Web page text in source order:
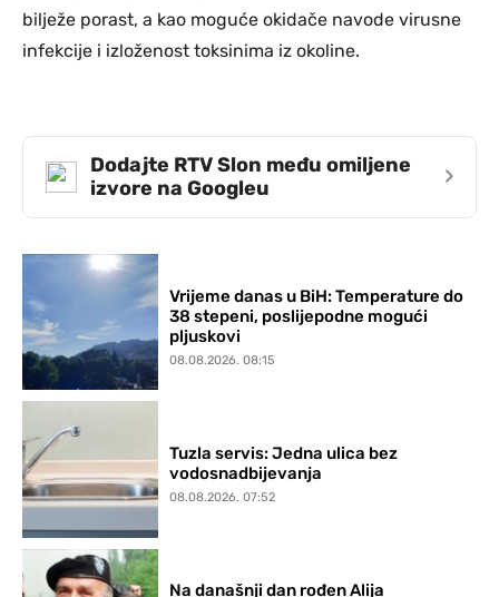
bilježe porast, a kao moguće okidače navode virusne
infekcije i izloženost toksinima iz okoline.
Dodajte RTV Slon među omiljene
izvore na Googleu
›
Vrijeme danas u BiH: Temperature do
38 stepeni, poslijepodne mogući
pljuskovi
08.08.2026. 08:15
Tuzla servis: Jedna ulica bez
vodosnadbijevanja
08.08.2026. 07:52
Na današnji dan rođen Alija